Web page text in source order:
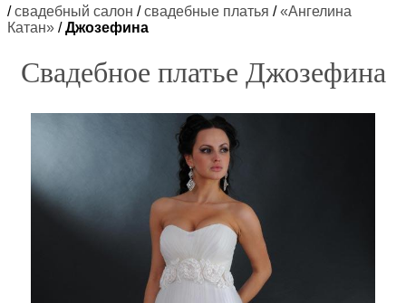
/свадебный салон /свадебные платья /«Ангелина
Катан» /Джозефина
Свадебное платье Джозефина